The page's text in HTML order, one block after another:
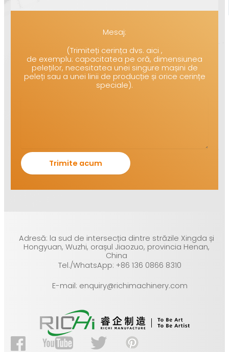
Mesaj:
(Trimiteți cerința dvs. aici ,
de exemplu: capacitatea pe oră, dimensiunea
peleților, necesitatea unei singure mașini de
peleți sau a unei linii de producție și orice cerințe
speciale).
Adresă: la sud de intersecția dintre străzile Xingda și
Hongyuan, Wuzhi, orașul Jiaozuo, provincia Henan,
China
Tel./WhatsApp: +86 136 0866 8310
E-mail: enquiry@richimachinery.com